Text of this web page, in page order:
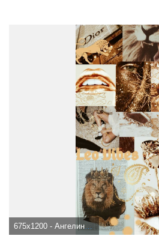
675x1200 - Ангелина Сёмик on Обои лева. Zodiac leo art, Cute wallpaper, Cute wallpaper background. Löwen Hintergrundbild.